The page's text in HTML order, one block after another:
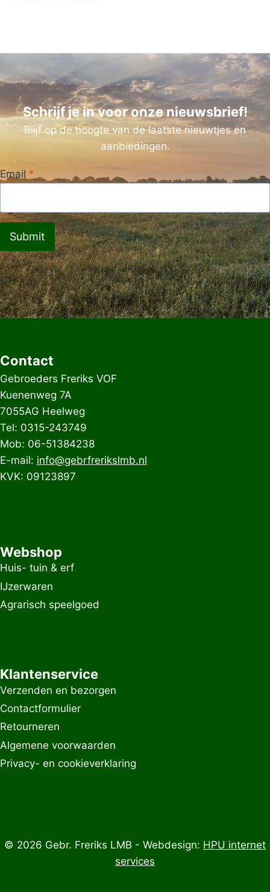
Schrijf je in voor onze nieuwsbrief!
Blijf op de hoogte van de laatste nieuwtjes en
aanbiedingen.
Email *
Submit
Contact
Gebroeders Freriks VOF
Kuenenweg 7A
7055AG Heelweg
Tel: 0315-243749
Mob: 06-51384238
E-mail: info@gebrfrerikslmb.nl
KVK: 09123897
Webshop
Huis- tuin & erf
IJzerwaren
Agrarisch speelgoed
Klantenservice
Verzenden en bezorgen
Contactformulier
Retourneren
Algemene voorwaarden
Privacy- en cookieverklaring
© 2026 Gebr. Freriks LMB - Webdesign: HPU internet
services